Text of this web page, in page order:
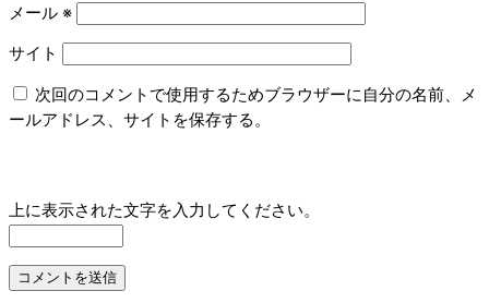
メール ※
サイト
次回のコメントで使用するためブラウザーに自分の名前、メ
ールアドレス、サイトを保存する。
上に表示された文字を入力してください。